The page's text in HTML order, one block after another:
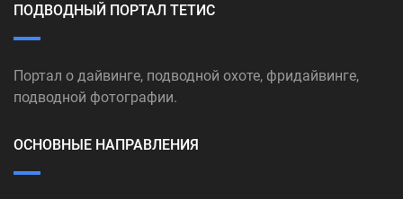
ПОДВОДНЫЙ ПОРТАЛ ТЕТИС
Портал о дайвинге, подводной охоте, фридайвинге,
подводной фотографии.
ОСНОВНЫЕ НАПРАВЛЕНИЯ